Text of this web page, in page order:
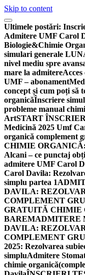
Skip to content
Ultimele postări:
Admitere UMF Carol
Biologie&Chimie
simulari generale
nivel mediu spre
mare la admitere
UMF – abonament
concept și cum poți să
organicăÎnscriere
probleme manual
ArtSTART
Medicină 2025 Umf
organică complement
CHIMIE ORGANICĂ:
Alcani – ce punctaj
admitere UMF Carol
Carol Davila:
simplu partea 1
DAVILA:
COMPLEMENT
GRATUITĂ CHIMIE
BAREMADMITERE
DAVILA:
COMPLEMENT
2025: Rezolvarea
simpluAdmitere
chimie